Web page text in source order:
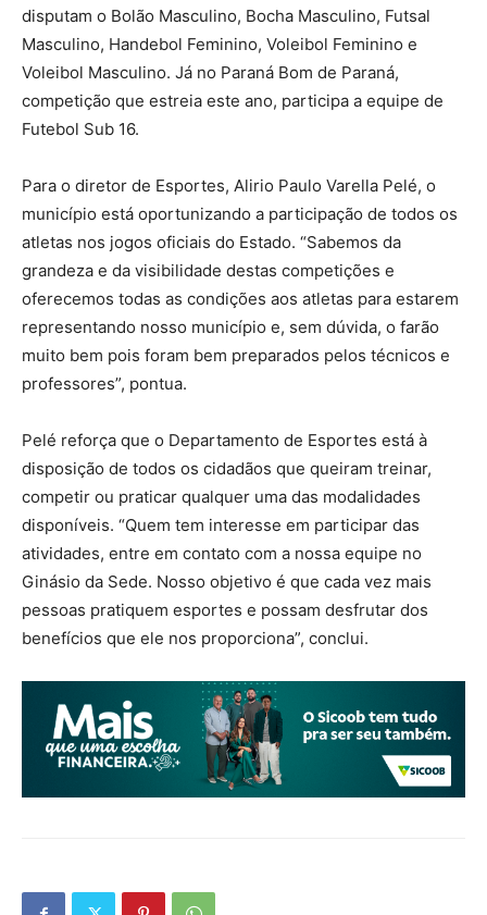
disputam o Bolão Masculino, Bocha Masculino, Futsal
Masculino, Handebol Feminino, Voleibol Feminino e
Voleibol Masculino. Já no Paraná Bom de Paraná,
competição que estreia este ano, participa a equipe de
Futebol Sub 16.
Para o diretor de Esportes, Alirio Paulo Varella Pelé, o
município está oportunizando a participação de todos os
atletas nos jogos oficiais do Estado. “Sabemos da
grandeza e da visibilidade destas competições e
oferecemos todas as condições aos atletas para estarem
representando nosso município e, sem dúvida, o farão
muito bem pois foram bem preparados pelos técnicos e
professores”, pontua.
Pelé reforça que o Departamento de Esportes está à
disposição de todos os cidadãos que queiram treinar,
competir ou praticar qualquer uma das modalidades
disponíveis. “Quem tem interesse em participar das
atividades, entre em contato com a nossa equipe no
Ginásio da Sede. Nosso objetivo é que cada vez mais
pessoas pratiquem esportes e possam desfrutar dos
benefícios que ele nos proporciona”, conclui.